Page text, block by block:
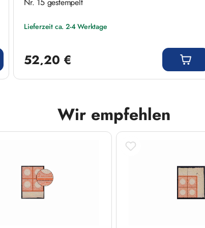
Lieferzeit ca. 2-4 Werktage
52,20 €
Wir empfehlen